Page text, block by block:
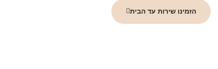
הזמינו שירות עד הבית